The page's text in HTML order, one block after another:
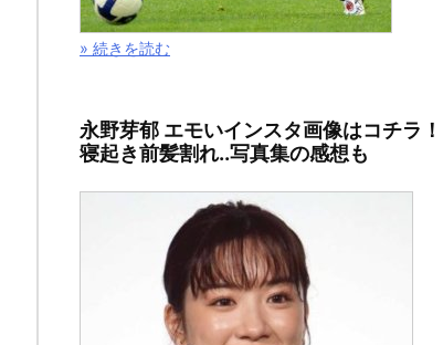
ポ
ン
リ
» 続きを読む
永野芽郁 エモいインスタ画像はコチラ！
寝起き前髪割れ..写真集の感想も